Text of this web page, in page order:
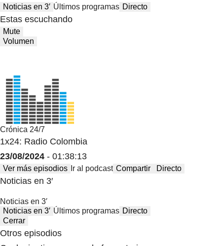
Noticias en 3′ Últimos programas Directo
Estas escuchando
Mute
Volumen
Crónica 24/7
1x24: Radio Colombia
23/08/2024 - 01:38:13
Ver más episodios Ir al podcast Compartir Directo
Noticias en 3′
Noticias en 3′
Noticias en 3′ Últimos programas Directo
Cerrar
Otros episodios